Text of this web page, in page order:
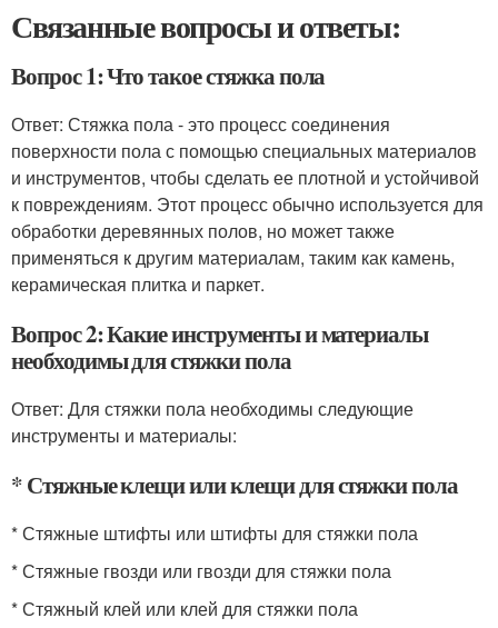
Связанные вопросы и ответы:
Вопрос 1: Что такое стяжка пола
Ответ: Стяжка пола - это процесс соединения
поверхности пола с помощью специальных материалов
и инструментов, чтобы сделать ее плотной и устойчивой
к повреждениям. Этот процесс обычно используется для
обработки деревянных полов, но может также
применяться к другим материалам, таким как камень,
керамическая плитка и паркет.
Вопрос 2: Какие инструменты и материалы
необходимы для стяжки пола
Ответ: Для стяжки пола необходимы следующие
инструменты и материалы:
* Стяжные клещи или клещи для стяжки пола
* Стяжные штифты или штифты для стяжки пола
* Стяжные гвозди или гвозди для стяжки пола
* Стяжный клей или клей для стяжки пола